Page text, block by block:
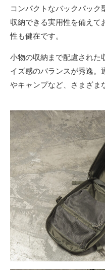
コンパクトなバックパック
収納できる実用性を備えて
性も健在です。
小物の収納まで配慮された
イズ感のバランスが秀逸。
やキャンプなど、さまざま